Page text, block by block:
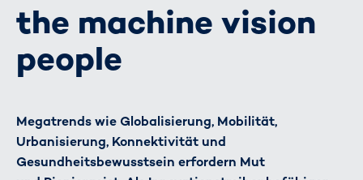
the machine vision
people
Megatrends wie Globalisierung, Mobilität,
Urbanisierung, Konnektivität und
Gesundheitsbewusstsein erfordern Mut